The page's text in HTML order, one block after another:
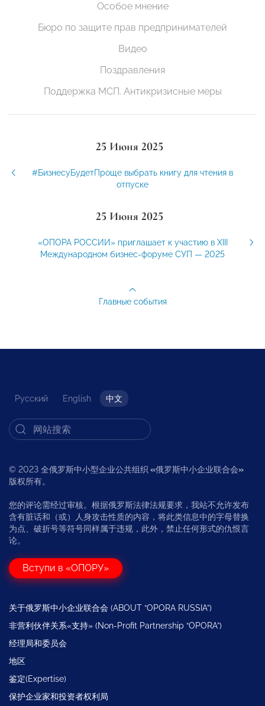
Особое мнение
Бюро по защите прав предпринимателей
Видео
Поздравления
Поддержка МСП. Антикризисные меры
25 Июня 2025
#БизнесуБудетПроще выбрать книгу для чтения в
отпуске
25 Июня 2025
«ОПОРА РОССИИ» приглашает к участию в XIII
Международном бизнес-форуме СУП — 2025
Главные события
Русский English 中文
© 2023 全俄罗斯中小型企业公共组织 «俄罗斯中小企业联合会»
版权所有。
您的评论需经过审核。根据俄罗斯法律法规要求，我站不允许发布
含有脏话和（或）人身攻击性质的内容，将此类信息中的字母替换
为点、破折号等符号同样属于违规，此外，禁止任何形式的仇恨言
论。
Вступи в «ОПОРУ»
关于俄罗斯中小企业联合会 (ABOUT “OPORA RUSSIA”)
非营利伙伴关系«支持» (Non-Profit Partnership “OPORA”)
经理局和委员会
地区
鉴定(Expertise)
保护企业家和投资者权利局